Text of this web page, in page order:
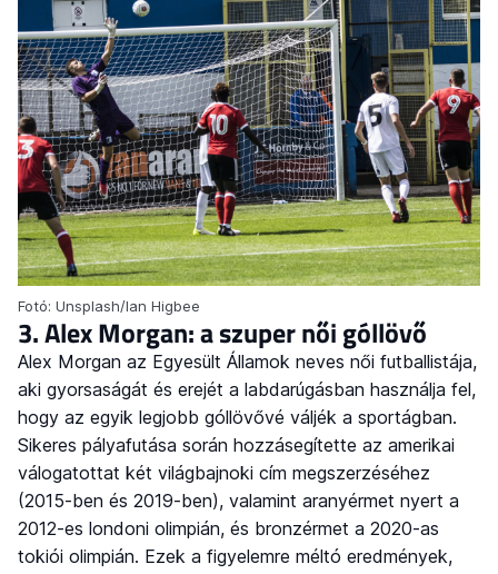
Fotó: Unsplash/Ian Higbee
3. Alex Morgan: a szuper női góllövő
Alex Morgan az Egyesült Államok neves női futballistája,
aki gyorsaságát és erejét a labdarúgásban használja fel,
hogy az egyik legjobb góllövővé váljék a sportágban.
Sikeres pályafutása során hozzásegítette az amerikai
válogatottat két világbajnoki cím megszerzéséhez
(2015-ben és 2019-ben), valamint aranyérmet nyert a
2012-es londoni olimpián, és bronzérmet a 2020-as
tokiói olimpián. Ezek a figyelemre méltó eredmények,